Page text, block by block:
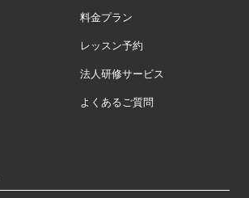
料金プラン
レッスン予約
法人研修サービス
よくあるご質問